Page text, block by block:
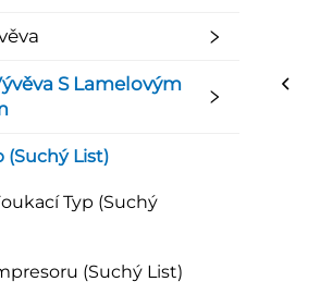
S Lamelovým
(suchý List)
Typ (suchý
(suchý List)